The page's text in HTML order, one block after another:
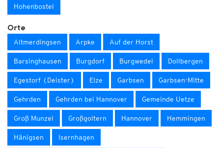
Hohenbostel
Orte
Altmerdingsen Arpke Auf der Horst
Barsinghausen Burgdorf Burgwedel Dollbergen
Egestorf (Deister) Elze Garbsen Garbsen-Mitte
Gehrden Gehrden bei Hannover Gemeinde Uetze
Groß Munzel Großgoltern Hannover Hemmingen
Hänigsen Isernhagen